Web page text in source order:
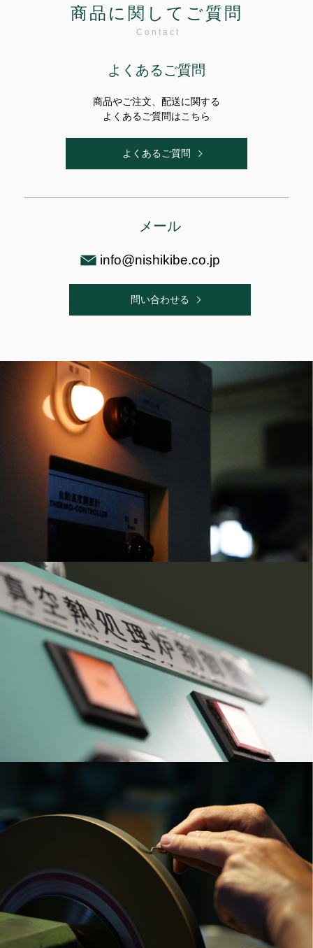
商品に関してご質問
Contact
よくあるご質問
商品やご注文、配送に関する
よくあるご質問はこちら
よくあるご質問
メール
info@nishikibe.co.jp
問い合わせる